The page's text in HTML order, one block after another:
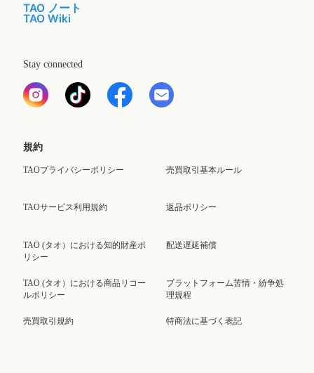
TAO ノート
TAO Wiki
Stay connected
規約
TAOプライバシーポリシー
TAOサービス利用規約
TAO (タオ）における知的財産ポ
リシー
TAO (タオ）における商品リコー
ルポリシー
売買取引規約
売買取引基本ルール
返品ポリシー
配送遅延補償
プラットフォーム苦情・紛争処
理規程
特商法に基づく表記